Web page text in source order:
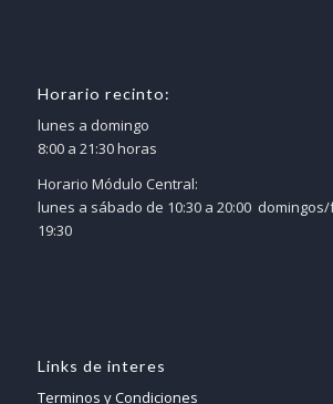
Horario recinto:
lunes a domingo
8:00 a 21:30 horas
Horario Módulo Central:
lunes a sábado de 10:30 a 20:00
19:30
Links de interes
Terminos y Condiciones